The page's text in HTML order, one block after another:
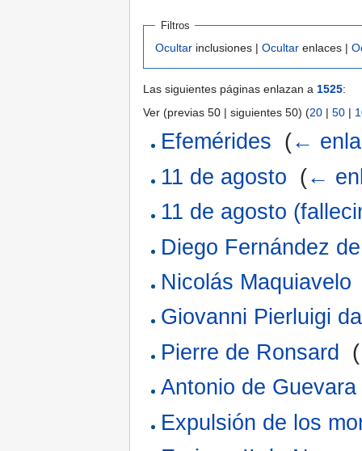
Filtros
Ocultar inclusiones | Ocultar enlaces |
Las siguientes páginas enlazan a 1525:
Ver (previas 50 | siguientes 50) (20 | 50 |
Efemérides (←
11 de agosto (←
11 de agosto
Diego Fernández
Nicolás Maquiavelo
Giovanni Pierluigi
Pierre de Ronsard
(
Antonio de Guevara
Expulsión de los